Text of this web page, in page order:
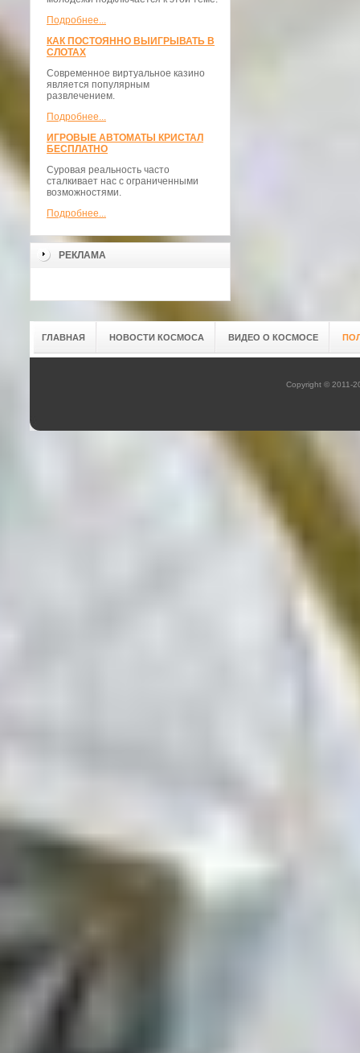
Подробнее...
КАК ПОСТОЯННО ВЫИГРЫВАТЬ В
СЛОТАХ
Современное виртуальное казино
является популярным
развлечением.
Подробнее...
ИГРОВЫЕ АВТОМАТЫ КРИСТАЛ
БЕСПЛАТНО
Суровая реальность часто
сталкивает нас с ограниченными
возможностями.
Подробнее...
РЕКЛАМА
ГЛАВНАЯ НОВОСТИ КОСМОСА ВИДЕО О КОСМОСЕ
Copyright © 2011-